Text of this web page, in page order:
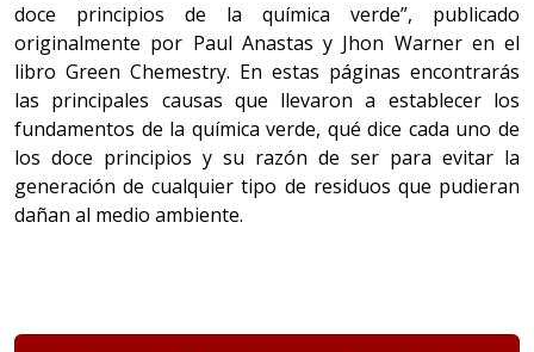
doce principios de la química verde”, publicado
originalmente por Paul Anastas y Jhon Warner en el
libro Green Chemestry. En estas páginas encontrarás
las principales causas que llevaron a establecer los
fundamentos de la química verde, qué dice cada uno de
los doce principios y su razón de ser para evitar la
generación de cualquier tipo de residuos que pudieran
dañan al medio ambiente.